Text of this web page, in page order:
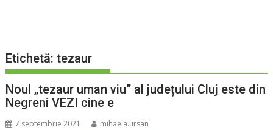
Etichetă:tezaur
Noul „tezaur uman viu” al județului Cluj este din
Negreni VEZI cine e
7 septembrie 2021 mihaela.ursan